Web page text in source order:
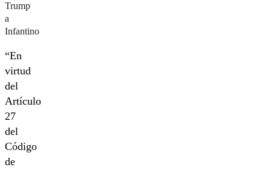
Trump
a
Infantino
“En
virtud
del
Artículo
27
del
Código
de